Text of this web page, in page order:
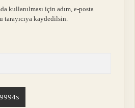
kullanılması için adım, e-posta
tarayıcıya kaydedilsin.